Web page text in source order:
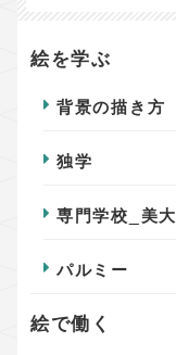
絵を学ぶ
背景の描き方
独学
専門学校_美大
パルミー
絵で働く